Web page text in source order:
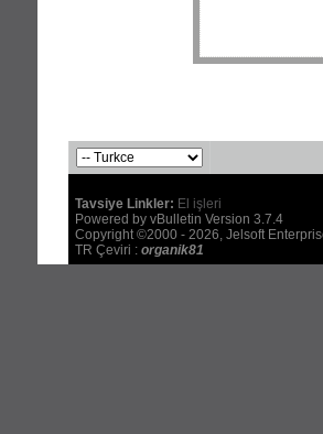
Tavsiye Linkler: El işleri
Powered by vBulletin Version 3.7.4
Copyright ©2000 - 2026, Jelsoft
TR Çeviri : organik81